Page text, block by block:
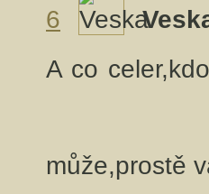
6
A co
může,prostě